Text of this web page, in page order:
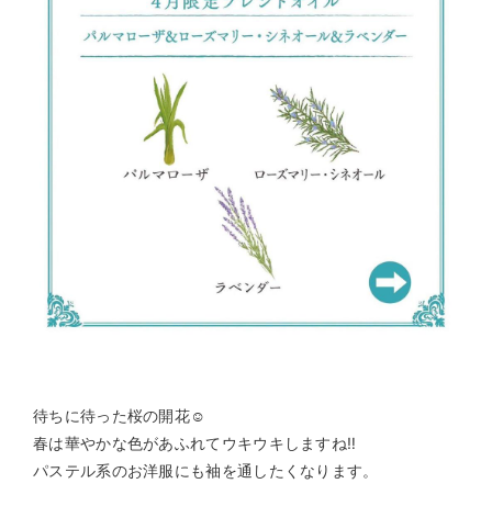
待ちに待った桜の開花☺️
春は華やかな色があふれてウキウキしますね‼️
パステル系のお洋服にも袖を通したくなります。